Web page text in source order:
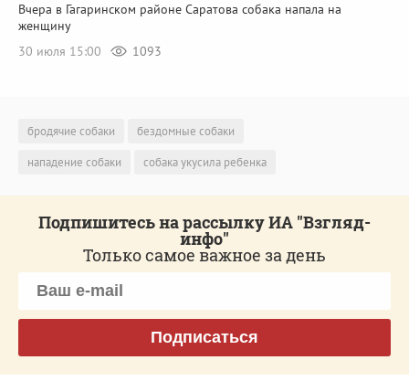
Вчера в Гагаринском районе Саратова собака напала на
женщину
30 июля 15:00
1093
бродячие собаки
бездомные собаки
нападение собаки
собака укусила ребенка
Подпишитесь на рассылку ИА "Взгляд-
инфо"
Только самое важное за день
Подписаться